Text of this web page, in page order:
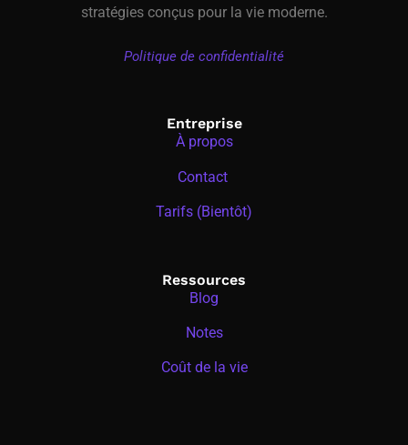
stratégies conçus pour la vie moderne.
Politique de confidentialité
Entreprise
À propos
Contact
Tarifs (Bientôt)
Ressources
Blog
Notes
Coût de la vie